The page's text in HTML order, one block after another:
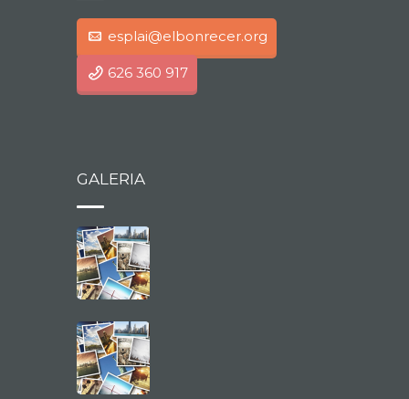
esplai@elbonrecer.org
626 360 917
GALERIA